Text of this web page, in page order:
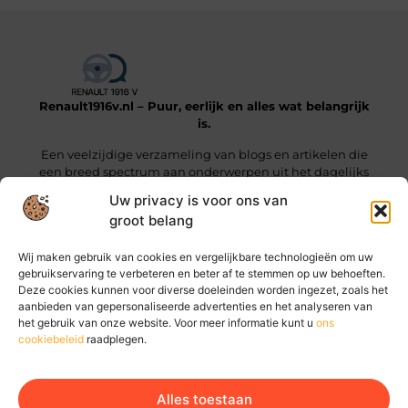
Uw privacy is voor ons van
groot belang
Wij maken gebruik van cookies en vergelijkbare technologieën om uw
gebruikservaring te verbeteren en beter af te stemmen op uw behoeften.
Deze cookies kunnen voor diverse doeleinden worden ingezet, zoals het
aanbieden van gepersonaliseerde advertenties en het analyseren van
het gebruik van onze website. Voor meer informatie kunt u ons
cookiebeleid raadplegen.
Alles toestaan
Renault1916v.nl – Puur, eerlijk en alles wat belangrijk
is.
Een veelzijdige verzameling van blogs en artikelen die
een breed spectrum aan onderwerpen uit het dagelijks
Onze informatie
Bericht categorie